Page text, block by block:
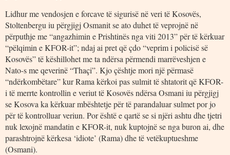
Lidhur me vendosjen e forcave të sigurisë në veri të Kosovës,
Stoltenbergu iu përgjigj Osmanit se ato duhet të veprojnë në
përputhje me “angazhimin e Prishtinës nga viti 2013” për të kërkuar
“pëlqimin e KFOR-it”; ndaj ai pret që çdo “veprim i policisë së
Kosovës” të këshillohet me ta ndërsa përmendi marrëveshjen e
Nato-s me qeverinë “Thaçi”. Kjo çështje mori një përmasë
“ndërkombëtare” kur Rama kërkoi pas sulmit të shtatorit që KFOR-
i të merrte kontrollin e veriut të Kosovës ndërsa Osmani iu përgjigj
se Kosova ka kërkuar mbështetje për të parandaluar sulmet por jo
për të kontrolluar veriun. Por është e qartë se si njëri ashtu dhe tjetri
nuk lexojnë mandatin e KFOR-it, nuk kuptojnë se nga buron ai, dhe
parashtrojnë kërkesa ‘idiote’ (Rama) dhe të vetëkuptueshme
(Osmani).